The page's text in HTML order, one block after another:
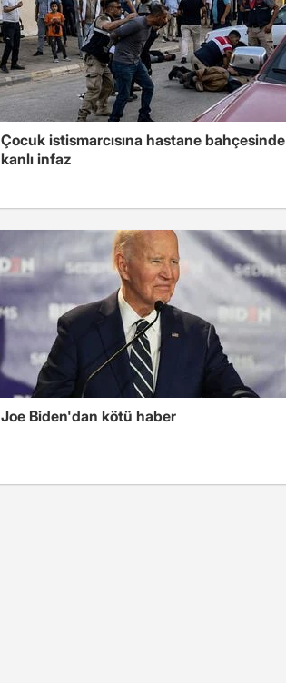
Çocuk istismarcısına hastane bahçesinde
kanlı infaz
Joe Biden'dan kötü haber